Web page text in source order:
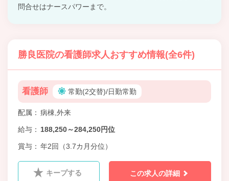
問合せはナースパワーまで。
勝良医院の看護師求人おすすめ情報(全6件)
看護師 常勤(2交替)/日勤常勤
配属 病棟,外来
給与 188,250～284,250円位
賞与 年2回（3.7カ月分位）
キープする この求人の詳細